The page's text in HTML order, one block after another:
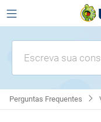
Escreva sua
Perguntas Frequentes